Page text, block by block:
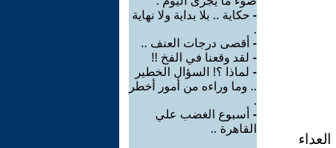
- بعد ١٠ سنوات من العداء
- حكاية .. بلا بداية ولا نهاية
.
- أقصى درجات العنف ..
- لقد وقعنا في الفخ !!
- لماذا ؟! السؤال الخطير
.. وما وراءه من أمور أخطر
.
- أسبوع الغضب علي
القاهرة ..